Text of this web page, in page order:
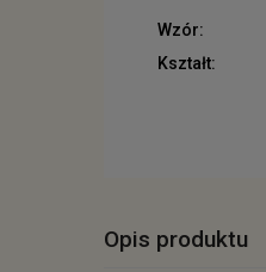
Wzór:
Kształt:
Opis produktu